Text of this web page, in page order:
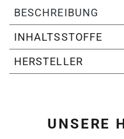
BESCHREIBUNG
INHALTSSTOFFE
HERSTELLER
UNSERE